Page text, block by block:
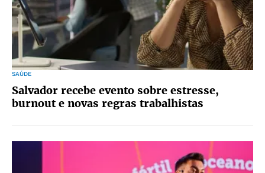
SAÚDE
Salvador recebe evento sobre estresse,
burnout e novas regras trabalhistas